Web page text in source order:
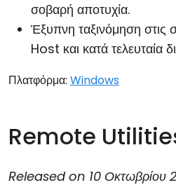
σοβαρή αποτυχία.
Έξυπνη ταξινόμηση στις
Host και κατά τελευταία
Πλατφόρμα: Windows
Remote
Released on 10 Οκτωβρίου